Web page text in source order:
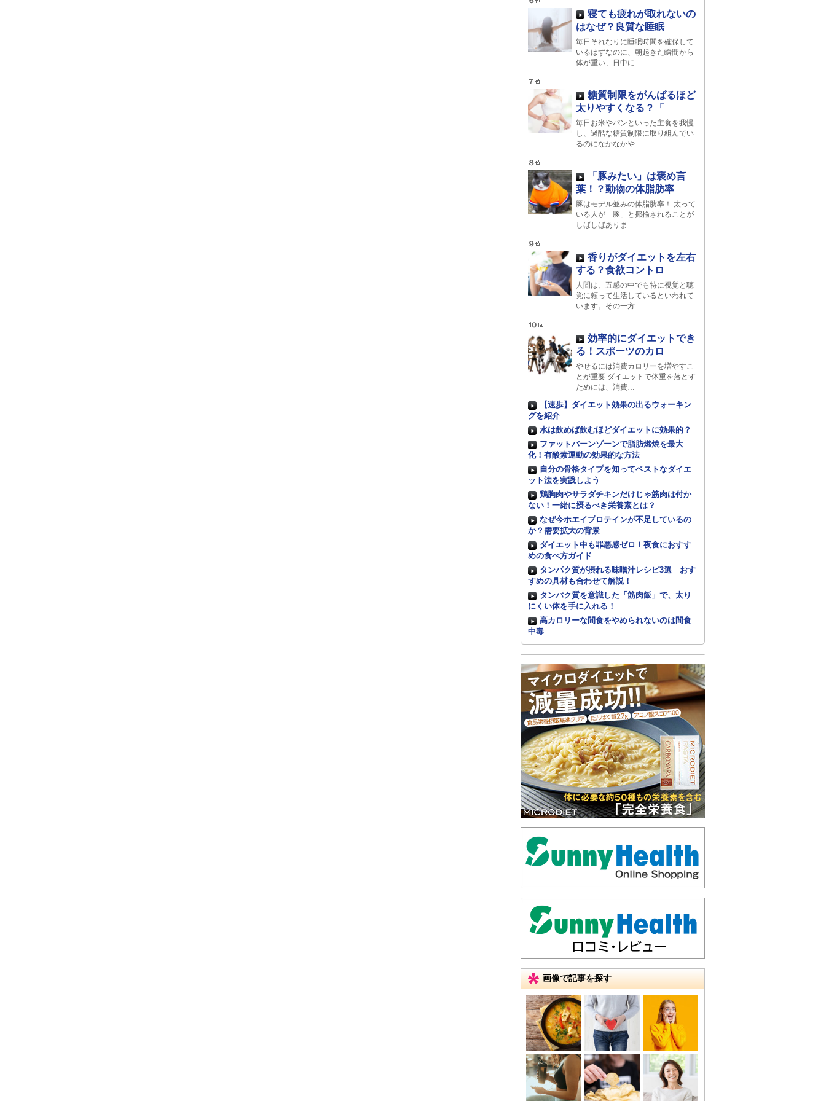
寝ても疲れが取れないの
はなぜ？良質な睡眠
毎日それなりに睡眠時間を確保して
いるはずなのに、朝起きた瞬間から
体が重い、日中に…
糖質制限をがんばるほど
太りやすくなる？「
毎日お米やパンといった主食を我慢
し、過酷な糖質制限に取り組んでい
るのになかなかや…
「豚みたい」は褒め言
葉！？動物の体脂肪率
豚はモデル並みの体脂肪率！ 太って
いる人が「豚」と揶揄されることが
しばしばありま…
香りがダイエットを左右
する？食欲コントロ
人間は、五感の中でも特に視覚と聴
覚に頼って生活しているといわれて
います。その一方…
効率的にダイエットでき
る！スポーツのカロ
やせるには消費カロリーを増やすこ
とが重要 ダイエットで体重を落とす
ためには、消費…
【速歩】ダイエット効果の出るウォーキン
グを紹介
水は飲めば飲むほどダイエットに効果的？
ファットバーンゾーンで脂肪燃焼を最大
化！有酸素運動の効果的な方法
自分の骨格タイプを知ってベストなダイエ
ット法を実践しよう
鶏胸肉やサラダチキンだけじゃ筋肉は付か
ない！一緒に摂るべき栄養素とは？
なぜ今ホエイプロテインが不足しているの
か？需要拡大の背景
ダイエット中も罪悪感ゼロ！夜食におすす
めの食べ方ガイド
タンパク質が摂れる味噌汁レシピ3選 おす
すめの具材も合わせて解説！
タンパク質を意識した「筋肉飯」で、太り
にくい体を手に入れる！
高カロリーな間食をやめられないのは間食
中毒
画像で記事を探す